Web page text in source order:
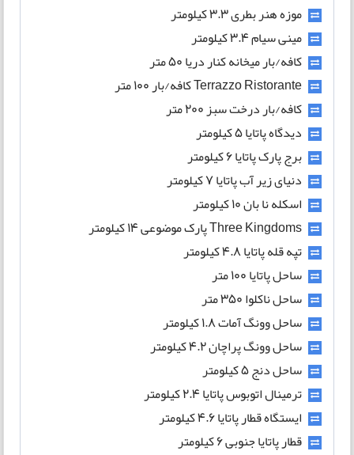
موزه هنر بطری 3.3 کیلومتر
مینی سیام 3.4 کیلومتر
کافه/بار میخانه کنار دریا 50 متر
Terrazzo Ristorante کافه/بار 100 متر
کافه/بار درخت سبز 200 متر
دیدگاه پاتایا 5 کیلومتر
برج پارک پاتایا 6 کیلومتر
دنیای زیر آب پاتایا 7 کیلومتر
اسکله نا بان 10 کیلومتر
Three Kingdoms پارک موضوعی 14 کیلومتر
تپه قله پاتایا 4.8 کیلومتر
ساحل پاتایا 100 متر
ساحل ناکلوا 350 متر
ساحل وونگ آمات 1.8 کیلومتر
ساحل وونگ پراچان 4.2 کیلومتر
ساحل دنج 5 کیلومتر
ترمینال اتوبوس پاتایا 2.4 کیلومتر
ایستگاه قطار پاتایا 4.6 کیلومتر
قطار پاتایا جنوبی 6 کیلومتر